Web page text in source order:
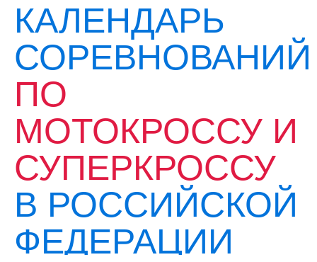
КАЛЕНДАРЬ
СОРЕВНОВАНИЙ
ПО
МОТОКРОССУ И
СУПЕРКРОССУ
В РОССИЙСКОЙ
ФЕДЕРАЦИИ